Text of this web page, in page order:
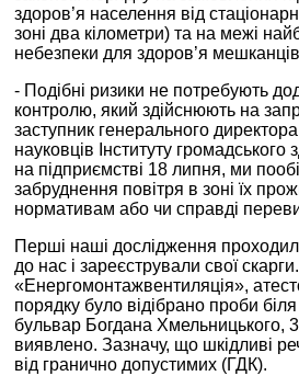
здоров’я населення від
зоні два кілометри) та на межі
небезпеки для здоров’я
- Подібні ризики не потребують
контролю, який здійснюють на
заступник генерального
науковців Інституту
на підприємстві 18 липня, ми
забруднення повітря в зоні їх
нормативам або чи справді
Перші наші дослідження
до нас і зареєстрували свої
«Енергомонтажвентиляція»,
порядку було відібрано проби
бульвар Богдана Хмельницького,
виявлено. Зазначу, що шкідливі
від гранично допустимих (ГДК).